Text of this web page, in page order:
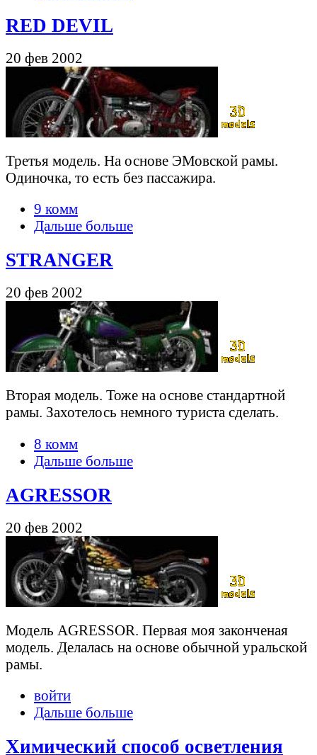
RED DEVIL
20 фев 2002
Третья модель. На основе ЭМовской рамы.
Одиночка, то есть без пассажира.
9 комм
Дальше больше
STRANGER
20 фев 2002
Вторая модель. Тоже на основе стандартной
рамы. Захотелось немного туриста сделать.
8 комм
Дальше больше
AGRESSOR
20 фев 2002
Модель AGRESSOR. Первая моя законченая
модель. Делалась на основе обычной уральской
рамы.
войти
Дальше больше
Химический способ осветления